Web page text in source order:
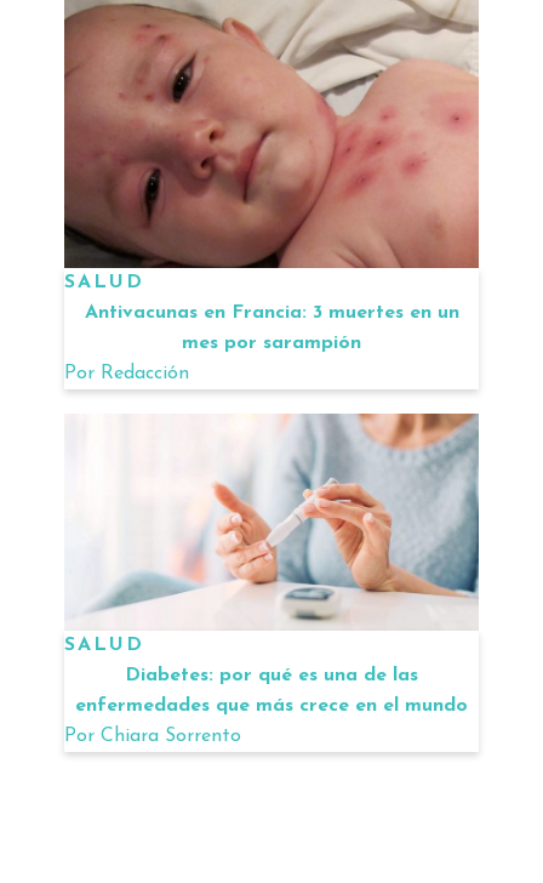
SALUD
Antivacunas en Francia: 3 muertes en un
mes por sarampión
Por Redacción
SALUD
Diabetes: por qué es una de las
enfermedades que más crece en el mundo
Por Chiara Sorrento